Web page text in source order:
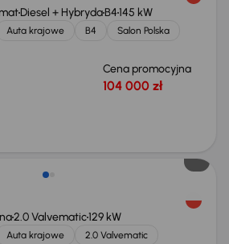
Diesel + HybrydaB4145 kW
Auta krajowe B4
Salon Polska
Cena promocyjna
104 000 zł
2.0 Valvematic129 kW
Auta krajowe
2.0 Valvematic